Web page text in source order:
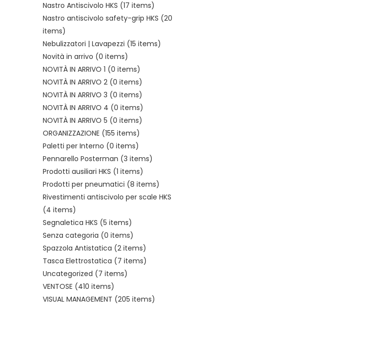
Nastro Antiscivolo HKS (17 items)
Nastro antiscivolo safety-grip HKS (20
items)
Nebulizzatori | Lavapezzi (15 items)
Novità in arrivo (0 items)
NOVITÀ IN ARRIVO 1 (0 items)
NOVITÀ IN ARRIVO 2 (0 items)
NOVITÀ IN ARRIVO 3 (0 items)
NOVITÀ IN ARRIVO 4 (0 items)
NOVITÀ IN ARRIVO 5 (0 items)
ORGANIZZAZIONE (155 items)
Paletti per Interno (0 items)
Pennarello Posterman (3 items)
Prodotti ausiliari HKS (1 items)
Prodotti per pneumatici (8 items)
Rivestimenti antiscivolo per scale HKS
(4 items)
Segnaletica HKS (5 items)
Senza categoria (0 items)
Spazzola Antistatica (2 items)
Tasca Elettrostatica (7 items)
Uncategorized (7 items)
VENTOSE (410 items)
VISUAL MANAGEMENT (205 items)